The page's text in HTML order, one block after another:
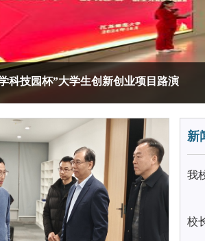
科技园杯”大学生创新创业项目路演
新
我
校